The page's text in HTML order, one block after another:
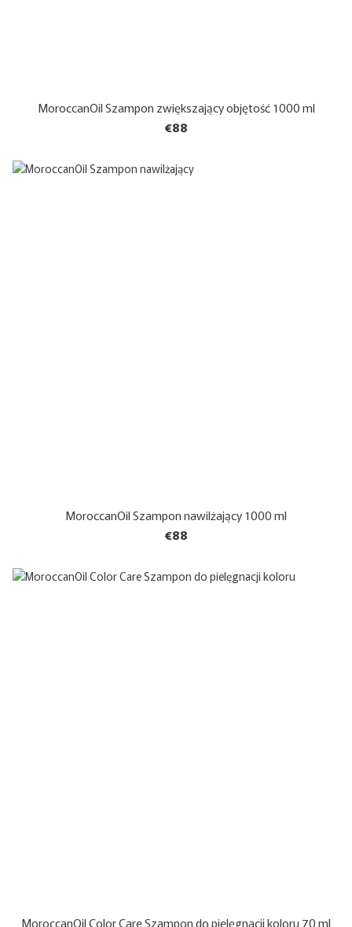
MoroccanOil Szampon zwiększający objętość 1000 ml
€88
MoroccanOil Szampon nawilżający 1000 ml
€88
MoroccanOil Color Care Szampon do pielęgnacji koloru 70 ml